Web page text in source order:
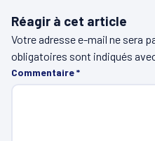
Réagir à cet article
Votre adresse e-mail ne sera
obligatoires sont indiqués
Commentaire*